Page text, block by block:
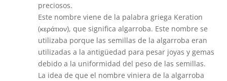
preciosos.
Este nombre viene de la palabra griega Keration
(κεράτιον), que significa algarroba. Este nombre se
utilizaba porque las semillas de la algarroba eran
utilizadas a la antigüedad para pesar joyas y gemas
debido a la uniformidad del peso de las semillas.
La idea de que el nombre viniera de la algarroba